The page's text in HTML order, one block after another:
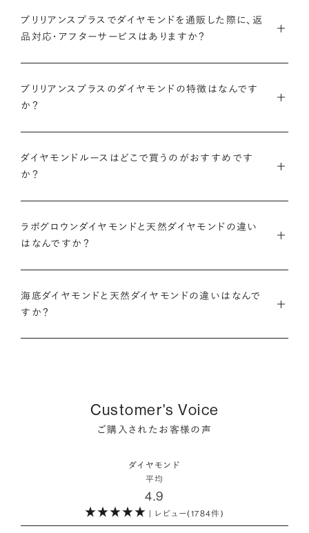
ブリリアンスプラスのダイヤモンド人気ランキングを見る
また、ブリリアンスプラスではお相手のお誕生日など、思い入れ
のある日付にちなんだカラット数にする『アニバーサリーダイヤ
アニバーサリーダイヤモンドについて
成功したらパートナーと一緒に婚約指輪やネックレスのデザイ
ンを選ぶ、新しいプロポーズの形です。
ご用意しているため、思い出の日にちなんだカラット数のダイヤ
モンドや、ペアシェイプやエメラルドカットなどお相手の印象に
ダイヤモンドでプロポーズについて
ロポーズを叶えるために、オリジナルのギフトボックスの『サプ
ブリリアンスプラスでダイヤモンドを通販した際に、返
品対応・アフターサービスはありますか？
間の返品保証を設けています。
愛用いただけるよう、充実したアフターケアサービスもご用意し
ております。
※商品の種類や状態などにより、サービスを承れない場合がご
ざいます。予めご了承ください
アフターサービスについて
ブリリアンスプラスのダイヤモンドの特徴はなんです
か？
種類、品質、価格に至るまで、あらゆる価値観に合う多様なダイ
ヤモンドをご用意しています。一般的な天然のラウンドシェイプ
・業界の当たり前にとらわれない適正価格と透明性
を実現。一石ごとの価格・品質情報もすべて公開しています。
・婚約指輪・婚約ネックレスに留める一石を自分で選べる
も納得するあなただけの一石を探し婚約指輪・婚約ネックレス
をオーダーしていただけます。
婚約指輪用のすべてのダイヤモンドに、国内外の信頼性の高い
鑑定機関が発行した鑑定書が付き、品質が保証されます。
ダイヤモンドルースはどこで買うのがおすすめです
か？
ドや店舗を選ぶことをおすすめします。
ことは非常に重要です。鑑定書はブランドや店舗が独自に発行
するものではなく、信頼のおける第三者鑑定機関によって発行
が可能かも確認しておきたいポイントです。
ダイヤモンドの品質に正解はありません。すべてにおいて最高
級の水準を求める方もいらっしゃれば、予算を最大限にいかす
ためにカラットなど特定の品質に重点を置き選びたい方もいら
っしゃいます。ブランドや店舗で扱っているダイヤモンドの品質
ラボグロウンダイヤモンドと天然ダイヤモンドの違い
はなんですか？
「生み出される環境」と「生成されるまでにかかる時間」です。
どちらも単一元素（炭素）で出来ているため、物理的にも光学的
海底ダイヤモンドと天然ダイヤモンドの違いはなんで
すか？
海底ダイヤモンドは、環境負荷とスタッフの安全に配慮した採
また海底ダイヤモンドには品質鑑定書とは別に、ダイヤモンド
の採取場所が記載された独自の証明書が付属します。
Customer's Voice
ご購入されたお客様の声
ダイヤモンド
平均
4.9
| レビュー(1784件)